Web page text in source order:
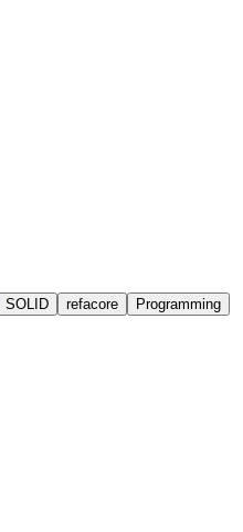
SOLID refacore Programming